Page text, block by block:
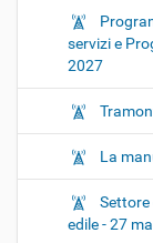
servizi e
2027
La
Settore
edile - 27